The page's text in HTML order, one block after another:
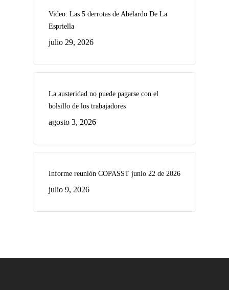
Video: Las 5 derrotas de Abelardo De La
Espriella
julio 29, 2026
La austeridad no puede pagarse con el
bolsillo de los trabajadores
agosto 3, 2026
Informe reunión COPASST junio 22 de 2026
julio 9, 2026